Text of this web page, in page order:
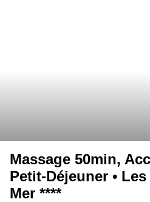
Massage 50min,
Petit-Déjeuner •
Mer ****